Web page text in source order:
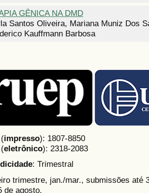
GÊNICA NA DMD
Santos Oliveira, Mariana Muniz Dos
Kauffmann Barbosa
(impresso): 1807-8850
(eletrônico): 2318-2083
: Trimestral
trimestre, jan./mar., submissões até
de agosto.